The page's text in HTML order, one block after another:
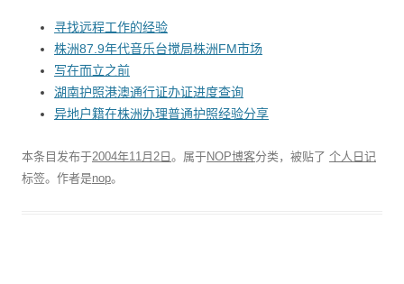
寻找远程工作的经验
株洲87.9年代音乐台搅局株洲FM市场
写在而立之前
湖南护照港澳通行证办证进度查询
异地户籍在株洲办理普通护照经验分享
本条目发布于2004年11月2日 。属于NOP博客分类，被贴了 个人日记
标签。 作者是nop。